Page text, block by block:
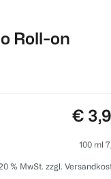
Roll-on
€
100 ml
% MwSt. zzgl.